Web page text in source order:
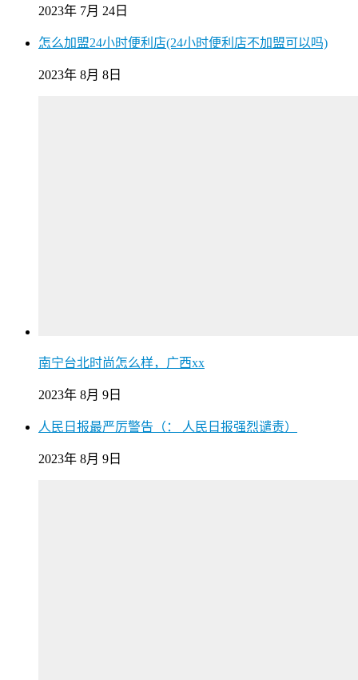
2023年 7月 24日
怎么加盟24小时便利店(24小时便利店不加盟可以吗)
2023年 8月 8日
南宁台北时尚怎么样，广西xx
2023年 8月 9日
人民日报最严厉警告（： 人民日报强烈谴责）
2023年 8月 9日